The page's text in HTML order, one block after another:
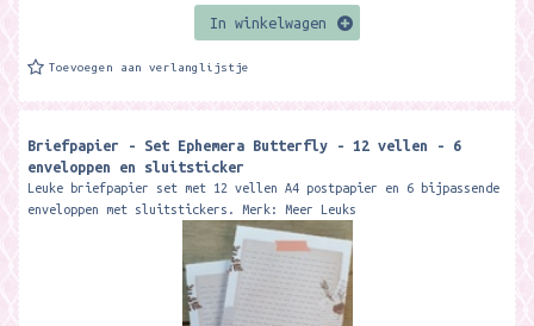
In winkelwagen
Toevoegen aan verlanglijstje
Briefpapier - Set Ephemera Butterfly - 12 vellen - 6
enveloppen en sluitsticker
Leuke briefpapier set met 12 vellen A4 postpapier en 6 bijpassende
enveloppen met sluitstickers. Merk: Meer Leuks